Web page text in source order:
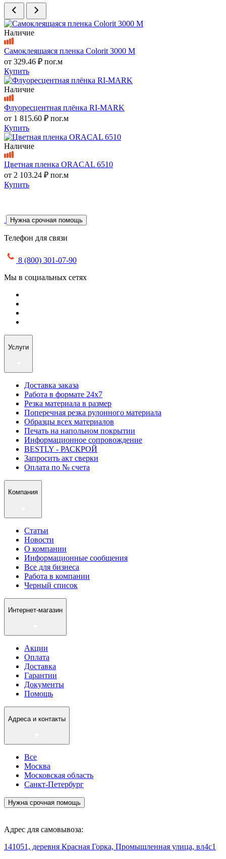
Наличие
Самоклеящаяся пленка Colorit 3000 M
от 329.46 ₽ пог.м
Купить
Наличие
Флуоресцентная плёнка RI-MARK
от 1 815.60 ₽ пог.м
Купить
Наличие
Цветная пленка ORACAL 6510
от 2 103.24 ₽ пог.м
Купить
Нужна срочная помощь
Телефон для связи
8 (800) 301-07-90
Мы в социальных сетях
Услуги
Доставка заказа
Работа в формате 24х7
Резка материала в размер
Поперечная резка рулонного материала
Образцы всех материалов
Печать на напольном покрытии
Информационное сопровождение
BESTLY - РАСКРОЙ
Запросить акт сверки
Оплата по № счета
Компания
Статьи
Новости
О компании
Информационные сообщения
Все для бизнеса
Работа в компании
Черный список
Интернет-магазин
Акции
Оплата
Доставка
Гарантии
Документы
Помощь
Адреса и контакты
Все
Москва
Московская область
Санкт-Петербург
Нужна срочная помощь
Адрес для самовывоза:
141051, деревня Красная Горка, Промышленная улица, вл4с1